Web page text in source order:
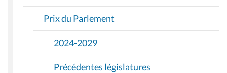
Prix du Parlement
2024-2029
Précédentes législatures